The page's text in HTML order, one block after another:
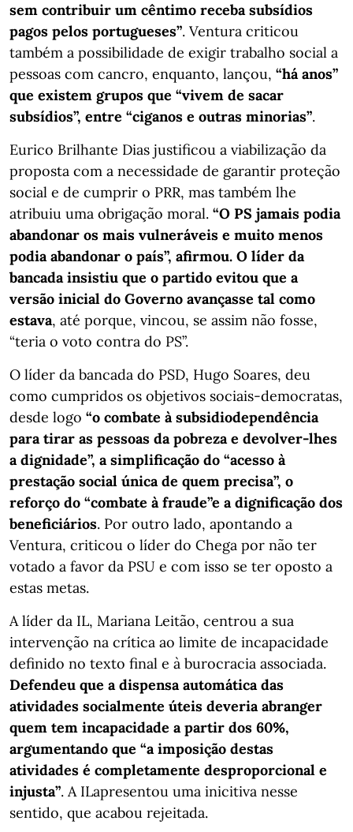
sem contribuir um cêntimo receba subsídios
pagos pelos portugueses”. Ventura criticou
também a possibilidade de exigir trabalho social a
pessoas com cancro, enquanto, lançou, “há anos”
que existem grupos que “vivem de sacar
subsídios”, entre “ciganos e outras minorias”.
Eurico Brilhante Dias justificou a viabilização da
proposta com a necessidade de garantir proteção
social e de cumprir o PRR, mas também lhe
atribuiu uma obrigação moral. “O PS jamais podia
abandonar os mais vulneráveis e muito menos
podia abandonar o país”, afirmou. O líder da
bancada insistiu que o partido evitou que a
versão inicial do Governo avançasse tal como
estava, até porque, vincou, se assim não fosse,
“teria o voto contra do PS”.
O líder da bancada do PSD, Hugo Soares, deu
como cumpridos os objetivos sociais-democratas,
desde logo “o combate à subsidiodependência
para tirar as pessoas da pobreza e devolver-lhes
a dignidade”, a simplificação do “acesso à
prestação social única de quem precisa”, o
reforço do “combate à fraude”e a dignificação dos
beneficiários. Por outro lado, apontando a
Ventura, criticou o líder do Chega por não ter
votado a favor da PSU e com isso se ter oposto a
estas metas.
A líder da IL, Mariana Leitão, centrou a sua
intervenção na crítica ao limite de incapacidade
definido no texto final e à burocracia associada.
Defendeu que a dispensa automática das
atividades socialmente úteis deveria abranger
quem tem incapacidade a partir dos 60%,
argumentando que “a imposição destas
atividades é completamente desproporcional e
injusta”. A ILapresentou uma inicitiva nesse
sentido, que acabou rejeitada.